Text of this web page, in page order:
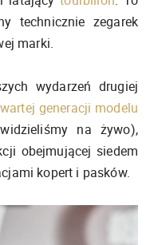
technicznie zegarek
marki.
wydarzeń drugiej
generacji modelu
na żywo),
obejmującej siedem
kopert i pasków.